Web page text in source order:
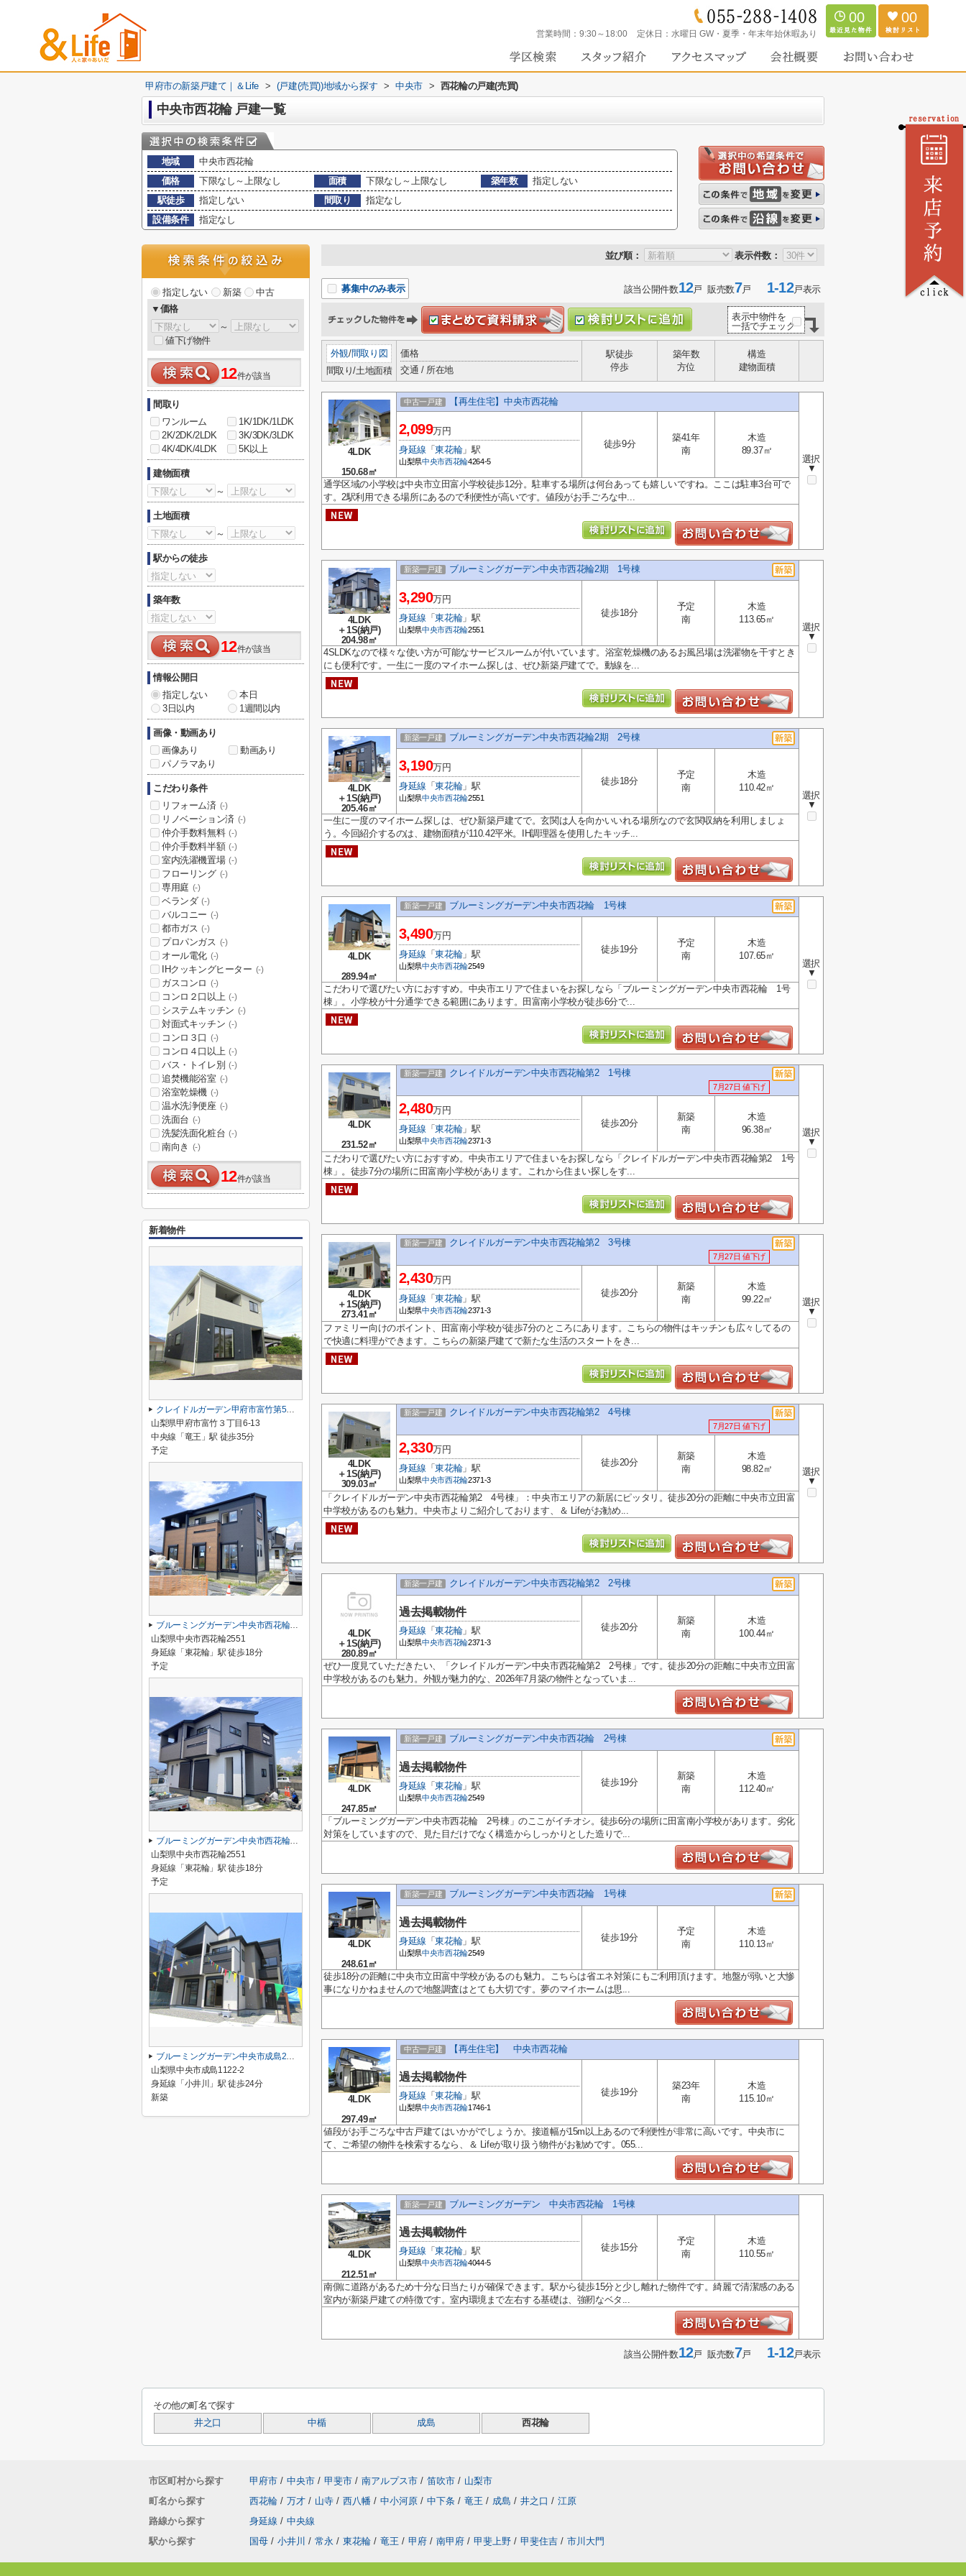
営業時間： 9:30～18:00 定休日： 水曜日 GW・夏季・年末年始休暇あり
00 00
甲府市の新築戸建て｜＆Life > (戸建(売買))地域から探す > 中央市 > 西花輪の戸建(売買)
中央市西花輪 戸建一覧
地域
中央市西花輪
価格
下限なし～上限なし 面積 下限なし～上限なし 築年数
指定しない
駅徒歩
指定しない 間取り
指定なし
設備条件
指定なし
並び順： 表示件数：
募集中のみ表示 該当公開件数12戸 販売数7戸 1-12戸表示
表示中物件を
一括でチェック
外観/間取り図
間取り/土地面積
価格
交通 / 所在地
駅徒歩
停歩
築年数
方位
構造
建物面積
4LDK
150.68㎡
中古一戸建 【再生住宅】中央市西花輪
選択
▼
2,099万円
身延線 「東花輪」駅
山梨県中央市西花輪4264-5
徒歩9分
築41年
南
木造
89.37㎡
通学区域の小学校は中央市立田富小学校徒歩12分。駐車する場所は何台あっても嬉しいですね。ここは駐車3台可で
す。2駅利用できる場所にあるので利便性が高いです。値段がお手ごろな中...
4LDK
＋1S(納戸)
204.98㎡
新築一戸建 ブルーミングガーデン中央市西花輪2期 1号棟
選択
▼
3,290万円
身延線 「東花輪」駅
山梨県中央市西花輪2551
徒歩18分
予定
南
木造
113.65㎡
4SLDKなので様々な使い方が可能なサービスルームが付いています。浴室乾燥機のあるお風呂場は洗濯物を干すとき
にも便利です。一生に一度のマイホーム探しは、ぜひ新築戸建てで。動線を...
4LDK
＋1S(納戸)
205.46㎡
新築一戸建 ブルーミングガーデン中央市西花輪2期 2号棟
選択
▼
3,190万円
身延線 「東花輪」駅
山梨県中央市西花輪2551
徒歩18分
予定
南
木造
110.42㎡
一生に一度のマイホーム探しは、ぜひ新築戸建てで。玄関は人を向かいいれる場所なので玄関収納を利用しましょ
う。今回紹介するのは、建物面積が110.42平米。IH調理器を使用したキッチ...
4LDK
289.94㎡
新築一戸建 ブルーミングガーデン中央市西花輪 1号棟
選択
▼
3,490万円
身延線 「東花輪」駅
山梨県中央市西花輪2549
徒歩19分
予定
南
木造
107.65㎡
こだわりで選びたい方におすすめ。中央市エリアで住まいをお探しなら「ブルーミングガーデン中央市西花輪 1号
棟」。小学校が十分通学できる範囲にあります。田富南小学校が徒歩6分で...
4LDK
231.52㎡
新築一戸建 クレイドルガーデン中央市西花輪第2 1号棟
7月27日 値下げ
選択
▼
2,480万円
身延線 「東花輪」駅
山梨県中央市西花輪2371-3
徒歩20分
新築
南
木造
96.38㎡
こだわりで選びたい方におすすめ。中央市エリアで住まいをお探しなら「クレイドルガーデン中央市西花輪第2 1号
棟」。徒歩7分の場所に田富南小学校があります。これから住まい探しをす...
4LDK
＋1S(納戸)
273.41㎡
新築一戸建 クレイドルガーデン中央市西花輪第2 3号棟
7月27日 値下げ
選択
▼
2,430万円
身延線 「東花輪」駅
山梨県中央市西花輪2371-3
徒歩20分
新築
南
木造
99.22㎡
ファミリー向けのポイント、田富南小学校が徒歩7分のところにあります。こちらの物件はキッチンも広々してるの
で快適に料理ができます。こちらの新築戸建てで新たな生活のスタートをき...
4LDK
＋1S(納戸)
309.03㎡
新築一戸建 クレイドルガーデン中央市西花輪第2 4号棟
7月27日 値下げ
選択
▼
2,330万円
身延線 「東花輪」駅
山梨県中央市西花輪2371-3
徒歩20分
新築
南
木造
98.82㎡
「クレイドルガーデン中央市西花輪第2 4号棟」：中央市エリアの新居にピッタリ。徒歩20分の距離に中央市立田富
中学校があるのも魅力。中央市よりご紹介しております、＆ Lifeがお勧め...
4LDK
＋1S(納戸)
280.89㎡
新築一戸建 クレイドルガーデン中央市西花輪第2 2号棟
過去掲載物件
身延線 「東花輪」駅
山梨県中央市西花輪2371-3
徒歩20分
新築
南
木造
100.44㎡
ぜひ一度見ていただきたい、「クレイドルガーデン中央市西花輪第2 2号棟」です。徒歩20分の距離に中央市立田富
中学校があるのも魅力。外観が魅力的な、2026年7月築の物件となっていま...
4LDK
247.85㎡
新築一戸建 ブルーミングガーデン中央市西花輪 2号棟
過去掲載物件
身延線 「東花輪」駅
山梨県中央市西花輪2549
徒歩19分
新築
南
木造
112.40㎡
「ブルーミングガーデン中央市西花輪 2号棟」のここがイチオシ。徒歩6分の場所に田富南小学校があります。劣化
対策をしていますので、見た目だけでなく構造からしっかりとした造りで...
4LDK
248.61㎡
新築一戸建 ブルーミングガーデン中央市西花輪 1号棟
過去掲載物件
身延線 「東花輪」駅
山梨県中央市西花輪2549
徒歩19分
予定
南
木造
110.13㎡
徒歩18分の距離に中央市立田富中学校があるのも魅力。こちらは省エネ対策にもご利用頂けます。地盤が弱いと大惨
事になりかねませんので地盤調査はとても大切です。夢のマイホームは思...
4LDK
297.49㎡
中古一戸建 【再生住宅】 中央市西花輪
過去掲載物件
身延線 「東花輪」駅
山梨県中央市西花輪1746-1
徒歩19分
築23年
南
木造
115.10㎡
値段がお手ごろな中古戸建てはいかがでしょうか。接道幅が15m以上あるので利便性が非常に高いです。中央市に
て、ご希望の物件を検索するなら、＆ Lifeが取り扱う物件がお勧めです。055...
4LDK
212.51㎡
新築一戸建 ブルーミングガーデン 中央市西花輪 1号棟
過去掲載物件
身延線 「東花輪」駅
山梨県中央市西花輪4044-5
徒歩15分
予定
南
木造
110.55㎡
南側に道路があるため十分な日当たりが確保できます。駅から徒歩15分と少し離れた物件です。綺麗で清潔感のある
室内が新築戸建ての特徴です。室内環境まで左右する基礎は、強靭なベタ...
該当公開件数12戸 販売数7戸 1-12戸表示
指定しない 新築
中古
▼価格
～
値下げ物件
12件が該当
間取り
ワンルーム
1K/1DK/1LDK
2K/2DK/2LDK
3K/3DK/3LDK
4K/4DK/4LDK
5K以上
建物面積
～
土地面積
～
駅からの徒歩
築年数
12件が該当
情報公開日
指定しない
本日
3日以内
1週間以内
画像・動画あり
画像あり
動画あり
パノラマあり
こだわり条件
リフォーム済 (-)
リノベーション済 (-)
仲介手数料無料 (-)
仲介手数料半額 (-)
室内洗濯機置場 (-)
フローリング (-)
専用庭 (-)
ベランダ (-)
バルコニー (-)
都市ガス (-)
プロパンガス (-)
オール電化 (-)
IHクッキングヒーター (-)
ガスコンロ (-)
コンロ２口以上 (-)
システムキッチン (-)
対面式キッチン (-)
コンロ３口 (-)
コンロ４口以上 (-)
バス・トイレ別 (-)
追焚機能浴室 (-)
浴室乾燥機 (-)
温水洗浄便座 (-)
洗面台 (-)
洗髪洗面化粧台 (-)
南向き (-)
12件が該当
新着物件
クレイドルガーデン甲府市富竹第5 3号棟
山梨県甲府市富竹３丁目6-13
中央線「竜王」駅 徒歩35分
予定
ブルーミングガーデン中央市西花輪2期 2号棟
山梨県中央市西花輪2551
身延線「東花輪」駅 徒歩18分
予定
ブルーミングガーデン中央市西花輪2期 1号棟
山梨県中央市西花輪2551
身延線「東花輪」駅 徒歩18分
予定
ブルーミングガーデン中央市成島2期 2号棟
山梨県中央市成島1122-2
身延線「小井川」駅 徒歩24分
新築
その他の町名で探す
井之口 中楯 成島 西花輪
市区町村から探す 甲府市 / 中央市 / 甲斐市 / 南アルプス市 / 笛吹市 / 山梨市
町名から探す
西花輪 / 万才 / 山寺 / 西八幡 / 中小河原 / 中下条 / 竜王 / 成島 / 井之口 / 江原
路線から探す
身延線 / 中央線
駅から探す
国母 / 小井川 / 常永 / 東花輪 / 竜王 / 甲府 / 南甲府 / 甲斐上野 / 甲斐住吉 / 市川大門